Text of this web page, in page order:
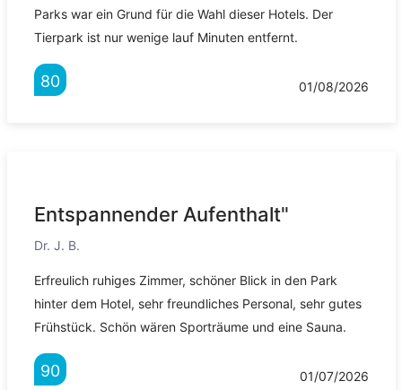
Parks war ein Grund für die Wahl dieser Hotels. Der
Tierpark ist nur wenige lauf Minuten entfernt.
80 01/08/2026
Entspannender Aufenthalt"
Dr. J. B.
Erfreulich ruhiges Zimmer, schöner Blick in den Park
hinter dem Hotel, sehr freundliches Personal, sehr gutes
Frühstück. Schön wären Sporträume und eine Sauna.
90 01/07/2026